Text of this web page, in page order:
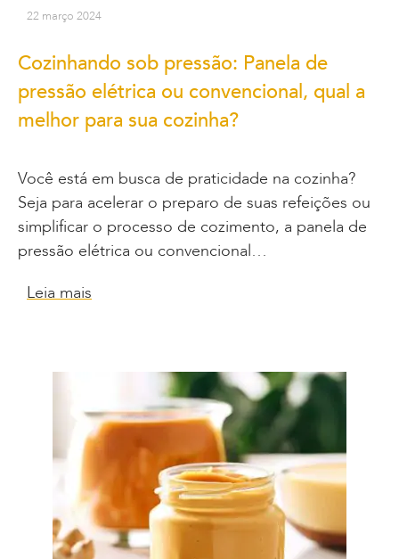
22 março 2024
Cozinhando sob pressão: Panela de
pressão elétrica ou convencional, qual a
melhor para sua cozinha?
Você está em busca de praticidade na cozinha?
Seja para acelerar o preparo de suas refeições ou
simplificar o processo de cozimento, a panela de
pressão elétrica ou convencional…
Leia mais